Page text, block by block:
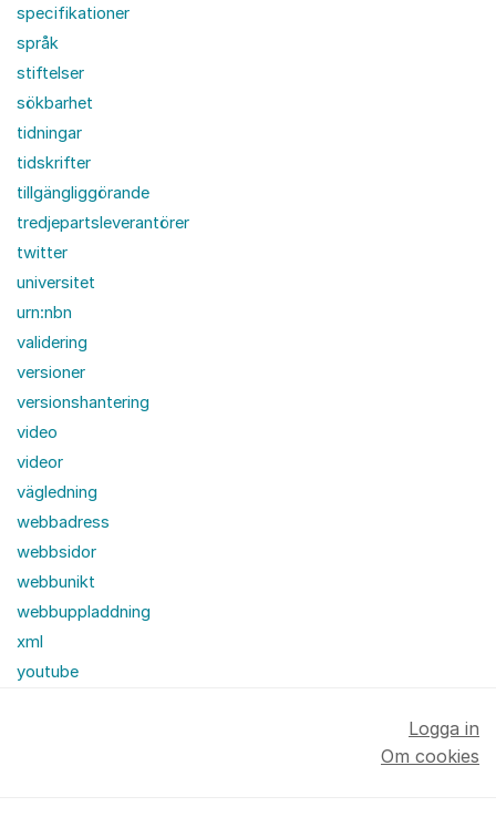
specifikationer
språk
stiftelser
sökbarhet
tidningar
tidskrifter
tillgängliggörande
tredjepartsleverantörer
twitter
universitet
urn:nbn
validering
versioner
versionshantering
video
videor
vägledning
webbadress
webbsidor
webbunikt
webbuppladdning
xml
youtube
Logga in
Om cookies